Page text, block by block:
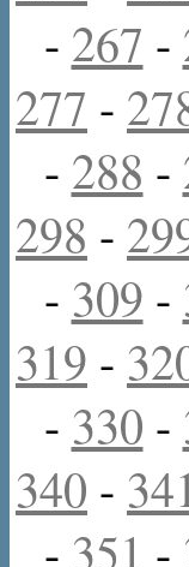
- 267 -
277 -
- 288 -
298 -
- 309 -
319 -
- 330 -
340 -
- 351 -